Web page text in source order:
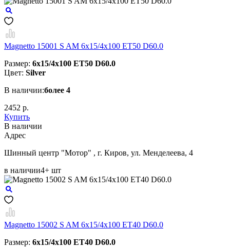
Magnetto 15001 S AM 6x15/4x100 ET50 D60.0
Размер: 6x15/4x100 ET50 D60.0
Цвет: Silver
В наличии:более 4
2452 р.
Купить
В наличии
Aдрес
Шинный центр "Мотор" , г. Киров, ул. Менделеева, 4
в наличии4+ шт
Magnetto 15002 S AM 6x15/4x100 ET40 D60.0
Размер: 6x15/4x100 ET40 D60.0